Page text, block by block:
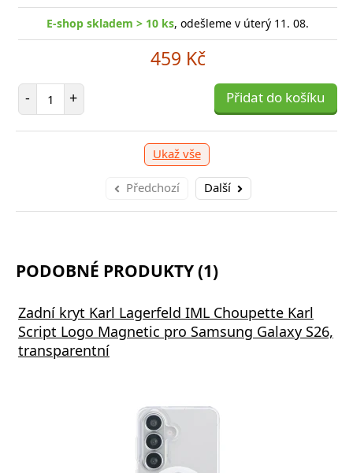
E-shop skladem > 10 ks, odešleme v úterý 11. 08.
459 Kč
- Počet položek
+ Přidat do košíku
Ukaž vše
Předchozí Další
skladem > 10 ks, odešleme v úterý 11. 08.
položek Přidat do košíku -
PODOBNÉ PRODUKTY (1)
Zadní kryt Karl Lagerfeld IML Choupette Karl
Script Logo Magnetic pro Samsung Galaxy S26,
transparentní